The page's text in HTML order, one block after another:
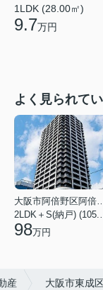
1LDK (28.00㎡)
9.7万円
よく見られて
大阪市阿倍野区
2LDK
98万円
産 大阪市東成